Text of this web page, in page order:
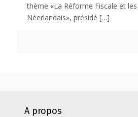
thème «La Réforme Fiscale et
Néerlandais», présidé […]
A propos